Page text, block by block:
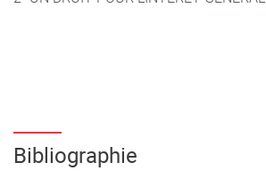
Bibliographie